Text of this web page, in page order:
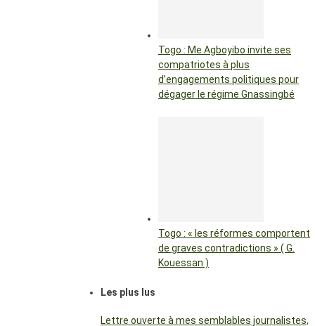
Togo : Me Agboyibo invite ses
compatriotes à plus
d’engagements politiques pour
dégager le régime Gnassingbé
Togo : « les réformes comportent
de graves contradictions » ( G.
Kouessan )
Les plus lus
Lettre ouverte à mes semblables journalistes,